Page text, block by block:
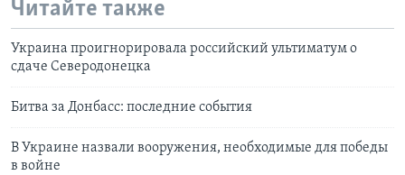
Читайте также
Украина проигнорировала российский ультиматум о
сдаче Северодонецка
Битва за Донбасс: последние события
В Украине назвали вооружения, необходимые для победы
в войне